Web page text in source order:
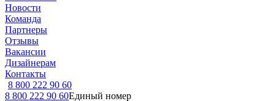
Новости
Команда
Партнеры
Отзывы
Вакансии
Дизайнерам
Контакты
8 800 222 90 60
8 800 222 90 60Единый номер